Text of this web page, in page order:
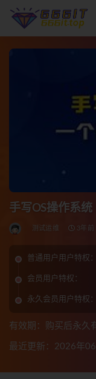
手写OS操作系统
测试运维 3年前
普通用户用户特权：
会员用户特权：
永久会员用户特权：
有效期：购买后永久
最近更新：2026年